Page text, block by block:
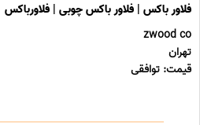
فلاور باکس | فلاور باکس چوبی | فلاورباکس
zwood co
تهران
قیمت: توافقی